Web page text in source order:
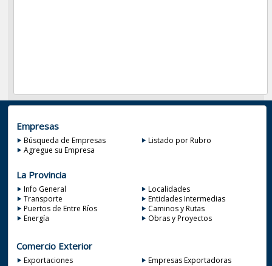
Empresas
Búsqueda de Empresas
Listado por Rubro
Agregue su Empresa
La Provincia
Info General
Localidades
Transporte
Entidades Intermedias
Puertos de Entre Ríos
Caminos y Rutas
Energía
Obras y Proyectos
Comercio Exterior
Exportaciones Empresas Exportadoras